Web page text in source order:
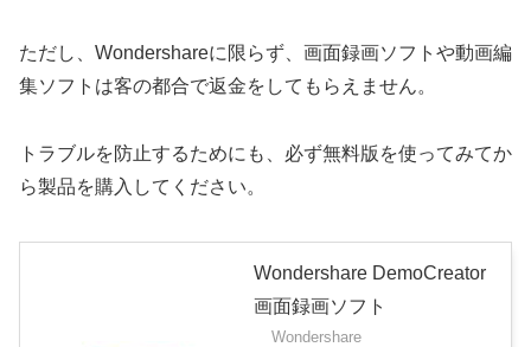
ただし、Wondershareに限らず、画面録画ソフトや動画編
集ソフトは客の都合で返金をしてもらえません。
トラブルを防止するためにも、必ず無料版を使ってみてか
ら製品を購入してください。
Wondershare DemoCreator
画面録画ソフト
Wondershare